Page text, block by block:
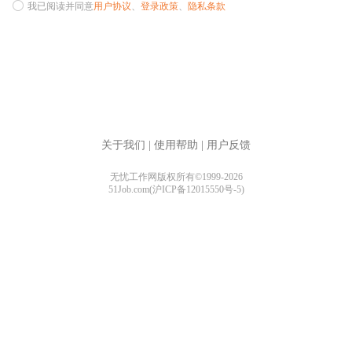
我已阅读并同意用户协议、 登录政策、 隐私条款
关于我们 使用帮助 用户反馈
无忧工作网版权所有©1999-2026
51Job.com(沪ICP备12015550号-5)